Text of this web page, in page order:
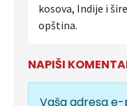
kosova, Indije i
opština.
NAPIŠI
Vaša adresa